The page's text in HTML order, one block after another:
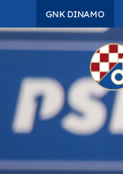
GNK DINAMO